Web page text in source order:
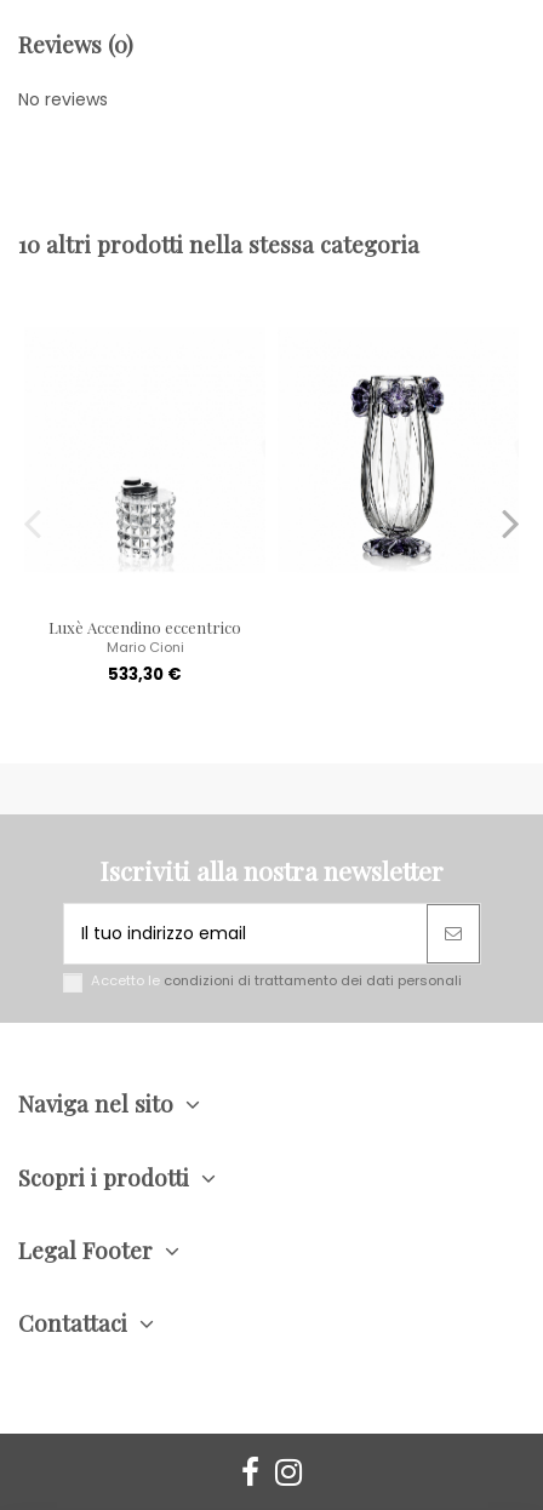
Reviews (0)
No reviews
10 altri prodotti nella stessa categoria
Luxè Accendino eccentrico
Mario Cioni
533,30 €
Iscriviti alla nostra newsletter
Accetto le condizioni di trattamento dei dati personali
Naviga nel sito
Scopri i prodotti
Legal Footer
Contattaci